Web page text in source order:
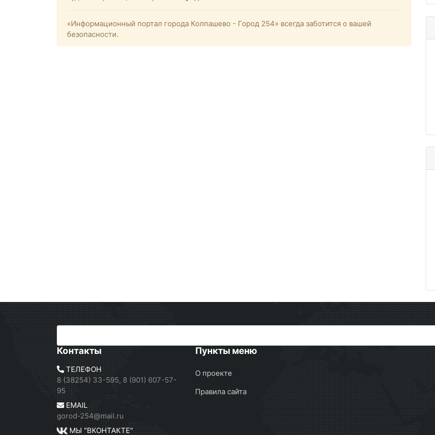
«Информационный портал города Колпашево - Город 254» всегда заботится о вашей
безопасности.
Контакты
ТЕЛЕФОН
8 (38254) 33-595, 8 (901) 607-57-
95
EMAIL
gorod-254@mail.ru
МЫ "ВКОНТАКТЕ"
Пункты меню
О проекте
Правила сайта